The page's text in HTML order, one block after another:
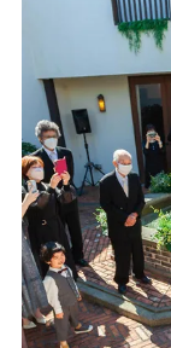
肩肘張らず自分ら
そんな、温かな時